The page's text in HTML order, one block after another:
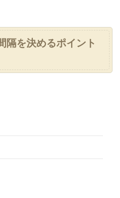
隔を決めるポイント